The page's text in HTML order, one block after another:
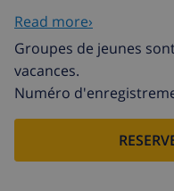
"Terra
"Aeropuerto El
zone idéale pour
résidentiel.
Elle dispose de jardin,
de terrasse, barbecue,
pompe à chaleur,
extérieur, 1 Télévision,
Read more›
Groupes de jeunes
vacances.
Numéro